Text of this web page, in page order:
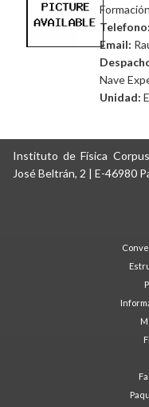
Telefono:
Email:
Nave
Unidad:
Instituto de Física
José Beltrán, 2 | E-46980